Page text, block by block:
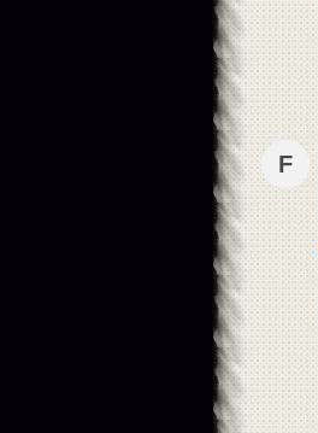
F